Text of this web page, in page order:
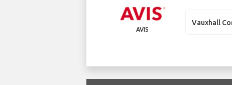
AVIS
Vauxhall